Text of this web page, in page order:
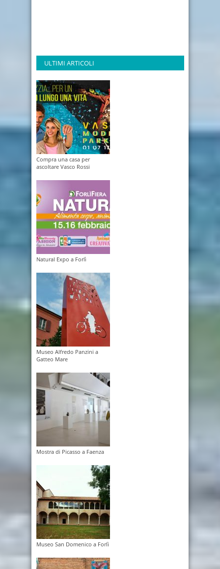
ULTIMI ARTICOLI
Compra una casa per
ascoltare Vasco Rossi
Natural Expo a Forlì
Museo Alfredo Panzini a
Gatteo Mare
Mostra di Picasso a Faenza
Museo San Domenico a Forlì